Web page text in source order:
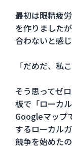
最初は眼精疲
を作りました
合わないと感
「だめだ、私
そう思ってゼ
板で「ローカ
Googleマップ
するローカル
競争を始めたの